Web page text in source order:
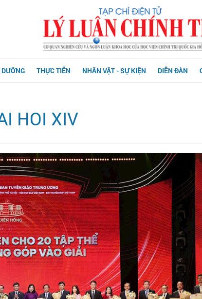
THỰC TIỄN NHÂN VẬT - SỰ KIỆN DIỄN ĐÀN
HOI XIV